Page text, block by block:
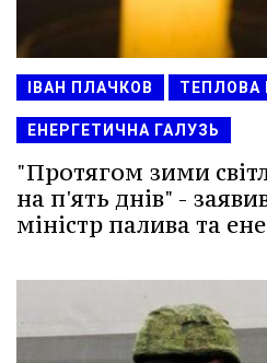
ІВАН ПЛАЧКОВ ТЕПЛОВА
ЕНЕРГЕТИЧНА ГАЛУЗЬ
"Протягом зими
на п'ять днів" -
міністр палива та